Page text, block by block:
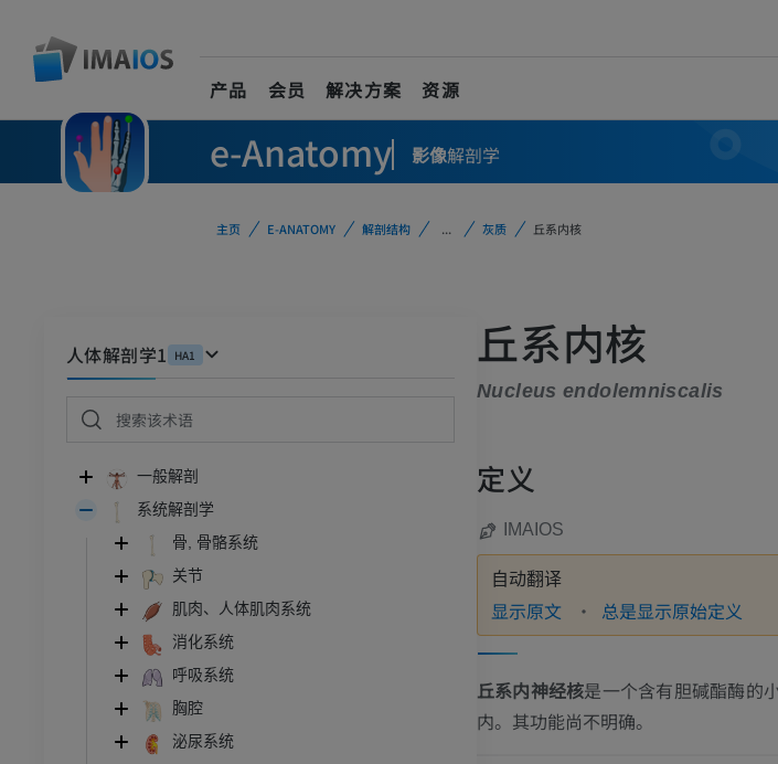
产品 会员 解决方案 资源
e-Anatomy 影像解剖学
主页 E-ANATOMY 解剖结构 ... 灰质 丘系内核
人体解剖学1 HA1
一般解剖
系统解剖学
骨, 骨骼系统
关节
肌肉、人体肌肉系统
消化系统
呼吸系统
胸腔
泌尿系统
丘系内核
Nucleus endolemniscalis
定义
IMAIOS
自动翻译
显示原文 总是显示原始定义
丘系内神经核是一个含有胆碱酯酶的
内。其功能尚不明确。